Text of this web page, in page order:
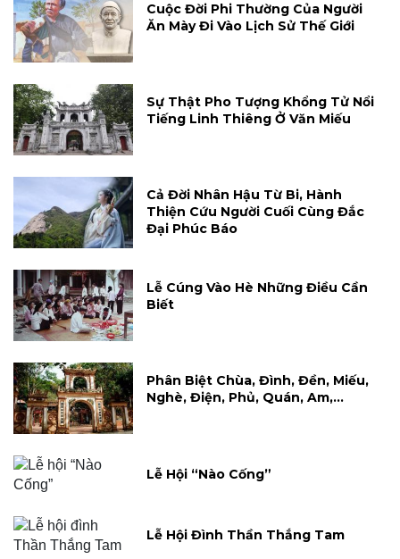
Cuộc Đời Phi Thường Của Người
Ăn Mày Đi Vào Lịch Sử Thế Giới
Sự Thật Pho Tượng Khổng Tử Nổi
Tiếng Linh Thiêng Ở Văn Miếu
Cả Đời Nhân Hậu Từ Bi, Hành
Thiện Cứu Người Cuối Cùng Đắc
Đại Phúc Báo
Lễ Cúng Vào Hè Những Điều Cần
Biết
Phân Biệt Chùa, Đình, Đền, Miếu,
Nghè, Điện, Phủ, Quán, Am,…
Lễ Hội “Nào Cống”
Lễ Hội Đình Thần Thắng Tam